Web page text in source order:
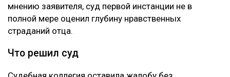
мнению заявителя, суд первой инстанции не в
полной мере оценил глубину нравственных
страданий отца.
Что решил суд